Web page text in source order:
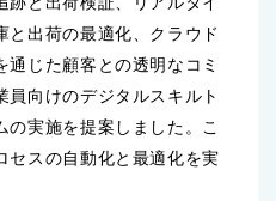
と出荷の最適化、クラウド
じた顧客との透明なコミ
員向けのデジタルスキルト
の実施を提案しました。こ
セスの自動化と最適化を実